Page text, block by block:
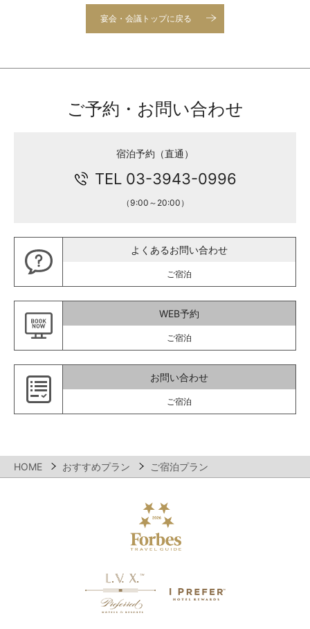
宴会・会議トップに戻る
ご予約・お問い合わせ
宿泊予約（直通）
TEL 03-3943-0996
（9:00～20:00）
よくあるお問い合わせ
ご宿泊
WEB予約
ご宿泊
お問い合わせ
ご宿泊
HOME おすすめプラン ご宿泊プラン